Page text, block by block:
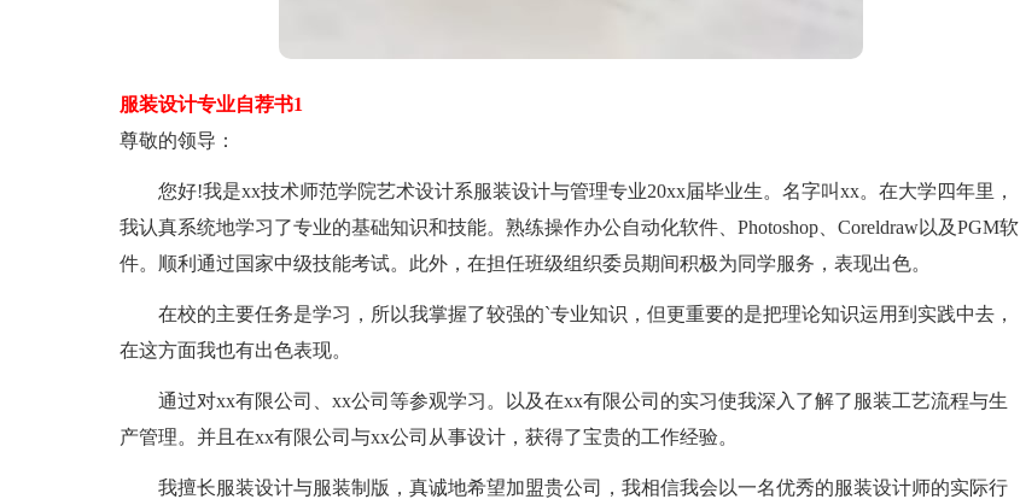
服装设计专业自荐书1
尊敬的领导：
您好!我是xx技术师范学院艺术设计系服装设计与管理专业20xx届毕业生。名字叫xx。在大学四年里，
我认真系统地学习了专业的基础知识和技能。熟练操作办公自动化软件、Photoshop、Coreldraw以及PGM软
件。顺利通过国家中级技能考试。此外，在担任班级组织委员期间积极为同学服务，表现出色。
在校的主要任务是学习，所以我掌握了较强的`专业知识，但更重要的是把理论知识运用到实践中去，
在这方面我也有出色表现。
通过对xx有限公司、xx公司等参观学习。以及在xx有限公司的实习使我深入了解了服装工艺流程与生
产管理。并且在xx有限公司与xx公司从事设计，获得了宝贵的工作经验。
我擅长服装设计与服装制版，真诚地希望加盟贵公司，我相信我会以一名优秀的服装设计师的实际行